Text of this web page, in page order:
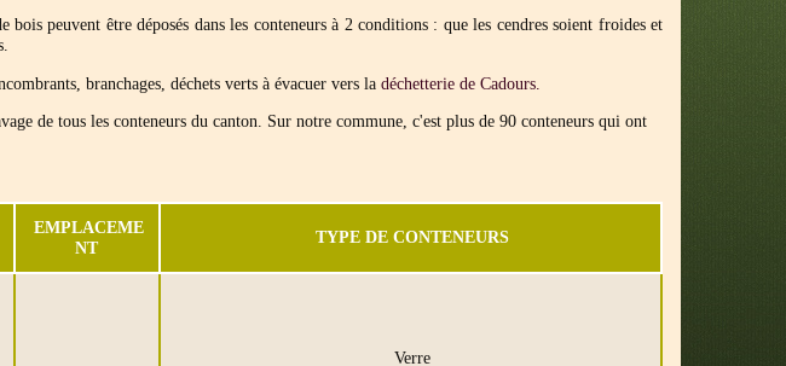
bois peuvent être déposés dans les conteneurs à 2 conditions : que les cendres soient froides et
branchages, déchets verts à évacuer vers la déchetterie de Cadours.
de tous les conteneurs du canton. Sur notre commune, c'est plus de 90 conteneurs qui ont
EMPLACEME
NT
TYPE DE CONTENEURS
Verre